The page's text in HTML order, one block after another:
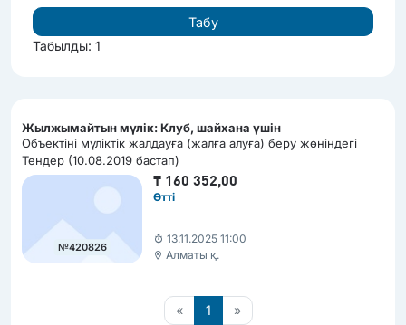
Табылды: 1
Жылжымайтын мүлік: Клуб, шайхана үшін
Объектіні мүліктік жалдауға (жалға алуға) беру жөніндегі
Тендер (10.08.2019 бастап)
№420826
₸ 160 352,00
Өтті
13.11.2025 11:00
Алматы қ.
« 1 »